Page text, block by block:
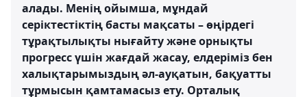
алады. Менің ойымша, мұндай
серіктестіктің басты мақсаты – өңірдегі
тұрақтылықты нығайту және орнықты
прогресс үшін жағдай жасау, елдеріміз бен
халықтарымыздың әл-ауқатын, бақуатты
тұрмысын қамтамасыз ету. Орталық